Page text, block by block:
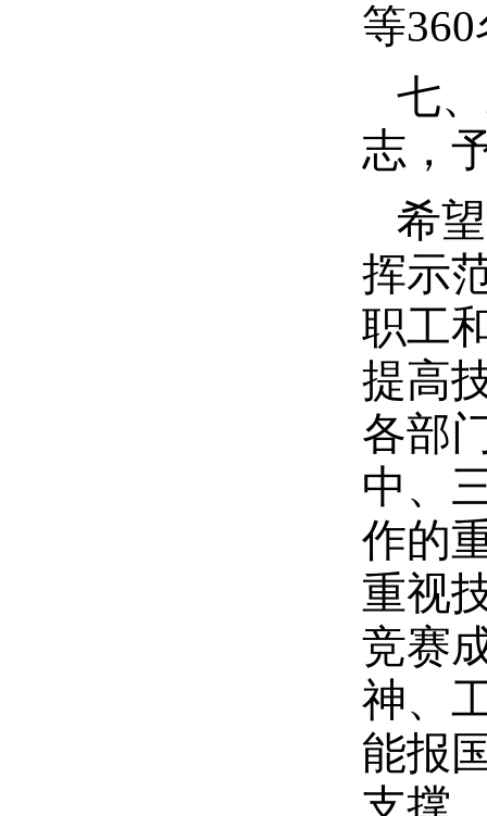
等
七
志，
希
挥示
职工
提高
各部
中、
作的
重视
竞赛
神、
能报